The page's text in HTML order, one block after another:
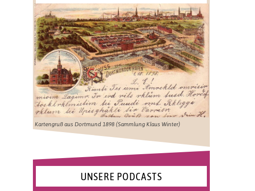
Kartengruß aus Dortmund 1898 (Sammlung Klaus Winter)
UNSERE PODCASTS